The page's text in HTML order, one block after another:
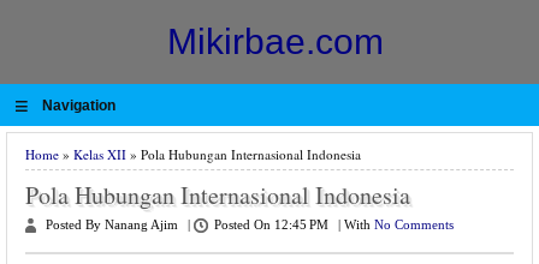
Mikirbae.com
≡ Navigation
Home » Kelas XII » Pola Hubungan Internasional Indonesia
Pola Hubungan Internasional Indonesia
Posted By Nanang Ajim Posted On 12:45 PM With No Comments